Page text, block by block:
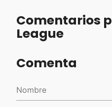
Comentarios
League
Comenta